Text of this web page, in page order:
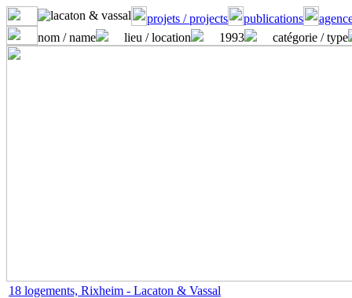
projets / projects publications
nom / name
lieu / location 1993 catégorie / type
18 logements, Rixheim - Lacaton & Vassal